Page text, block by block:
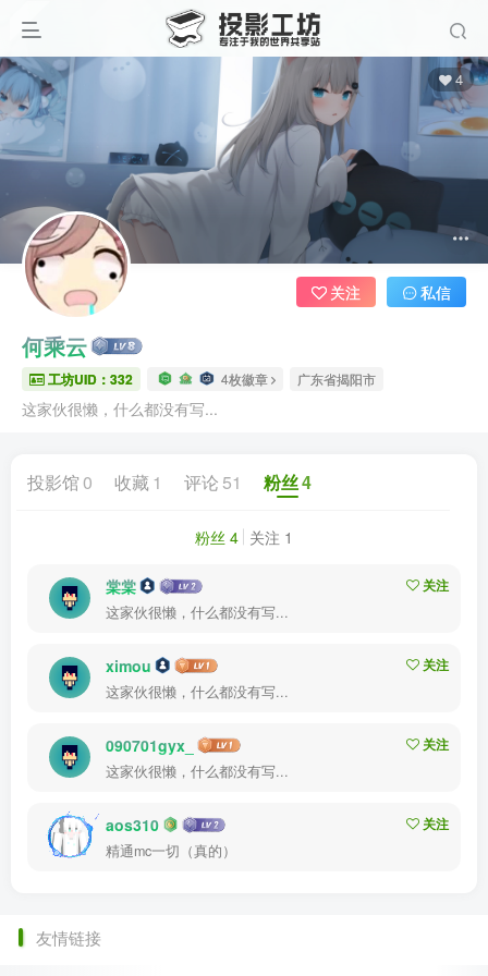
4
何乘云
工坊UID：332 4枚徽章 广东省揭阳市
这家伙很懒，什么都没有写...
关注 私信
投影馆 0 收藏 1 评论 51 粉丝4
粉丝 4 关注 1
棠棠
关注
这家伙很懒，什么都没有写...
ximou
关注
这家伙很懒，什么都没有写...
090701gyx_
关注
这家伙很懒，什么都没有写...
aos310
关注
精通mc一切（真的）
友情链接